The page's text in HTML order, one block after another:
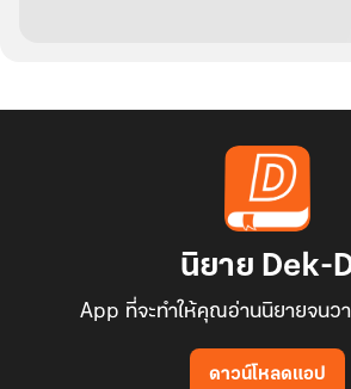
นิยาย Dek-
App ที่จะทำให้คุณอ่านนิยายจนว
ดาวน์โหลดแอป